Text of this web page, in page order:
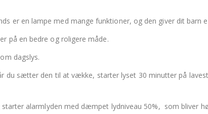
er en lampe med mange funktioner, og den giver dit barn
på en bedre og roligere måde.
dagslys.
du sætter den til at vække, starter lyset 30 minutter på
alarmlyden med dæmpet lydniveau 50%, som bliver